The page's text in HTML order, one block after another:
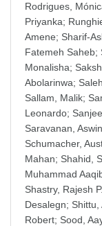
Rodrigues,
Priyanka;
Amene; Sharif-
Fatemeh Saheb;
Monalisha;
Abolarinwa;
Sallam, Malik;
Leonardo;
Saravanan,
Schumacher,
Mahan; Shahid,
Muhammad
Shastry, Rajesh P.
Desalegn; Shittu,
Robert; Sood,